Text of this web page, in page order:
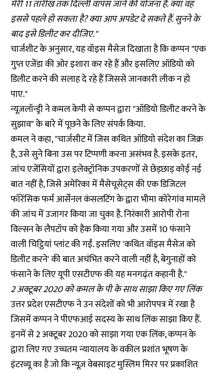
मेरी 11 तारीख तक दिल्ली वापस जाने की योजना है. क्या वह
इससे पहले हो सकता है? क्या आप अपडेट दे सकते हैं. सुनने के
बाद इसे डिलीट कर दीजिए."
चार्जशीट के अनुसार, यह वॉइस मैसेज दिखाता है कि कप्पन "एक
गुप्त एजेंडा की ओर इशारा कर रहे हैं और इसलिए ऑडियो को
डिलीट करने की सलाह दे रहे हैं जिससे जानकारी लीक न हो
पाए."
न्यूजलॉन्ड्री ने कमल केपी से कप्पन द्वारा "ऑडियो डिलीट करने के
सुझाव" के बारे में पूछने के लिए संपर्क किया.
कमल ने कहा, "चार्जसीट में जिस कथित ऑडियो संदेश का जिक्र
है, उसे सुने बिना उस पर टिप्पणी करना असंभव है. इसके इतर,
जांच एजेंसियों द्वारा इलेक्ट्रॉनिक उपकरणों से छेड़छाड़ कोई नई
बात नहीं है, जिसे अमेरिका में मैसेचूसेट्स की एक डिजिटल
फॉरेंसिक फर्म आर्सेनल कंसलटिंग के द्वारा भीमा कोरेगांव मामले
की जांच में उजागर किया जा चुका है. निरंकारी आरोपी रोना
विल्सन के लैपटॉप को हैक किया गया और उसमें 10 फंसाने
वाली चिट्ठियां प्लांट की गईं. इसलिए 'कथित वॉइस मैसेज को
डिलीट करने' की बात अचंभित करने वाली नहीं है, बेगुनाहों को
फंसाने के लिए यूपी एसटीएफ की यह मनगढ़ंत कहानी है."
2 अक्टूबर 2020 को कमल के पी के साथ साझा किए गए लिंक
उत्तर प्रदेश एसटीएफ ने उन संदेशों को भी आरोपपत्र में रखा है
जिसमें कप्पन ने पीएफआई सदस्य के साथ लिंक साझा किए हैं.
इनमें से 2 अक्टूबर 2020 को साझा गया एक लिंक, कप्पन के
द्वारा लिए गए उच्चतम न्यायालय के वकील प्रशांत भूषण के
इंटरव्यू का है जो कि न्यूज़ वेबसाइटमुस्लिम मिररपर प्रकाशित